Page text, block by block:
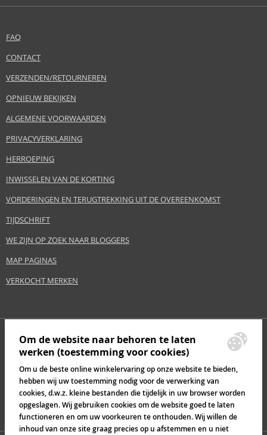
FAQ
CONTACT
VERZENDEN/RETOURNEREN
OPNIEUW BEKIJKEN
ALGEMENE VOORWAARDEN
PRIVACYVERKLARING
HERROEPING
INWISSELEN VAN DE KORTING
VORDERINGEN EN TERUGTREKKING UIT DE OVEREENKOMST
TIJDSCHRIFT
WE ZIJN OP ZOEK NAAR BLOGGERS
MAP PAGINAS
VERKOCHT MERKEN
Om de website naar behoren te laten
werken (toestemming voor cookies)
Om u de beste online winkelervaring op onze website te bieden,
hebben wij uw toestemming nodig voor de verwerking van
cookies, d.w.z. kleine bestanden die tijdelijk in uw browser worden
opgeslagen. Wij gebruiken cookies om de website goed te laten
functioneren en om uw voorkeuren te onthouden. Wij willen de
inhoud van onze site graag precies op u afstemmen en u niet